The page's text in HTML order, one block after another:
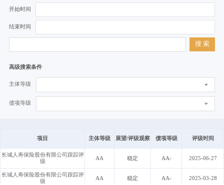
开始时间
结束时间
搜 索
高级搜索条件
主体等级
债项等级
项目 主体等级 展望/评级观察 债项等级 评级时间
长城人寿保险股份有限公司跟踪评
级
AA 稳定 AA- 2025-06-27
长城人寿保险股份有限公司跟踪评
级
AA 稳定 AA- 2025-03-28